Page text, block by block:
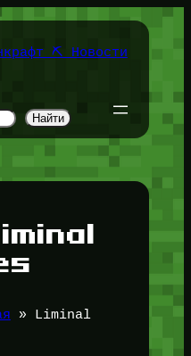
⛏️ Новости
Найти
» Liminal